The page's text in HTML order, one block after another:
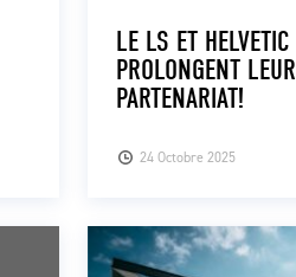
24 Octobre 2025
LE LS ET HELVETIC
PROLONGENT LEUR
PARTENARIAT!